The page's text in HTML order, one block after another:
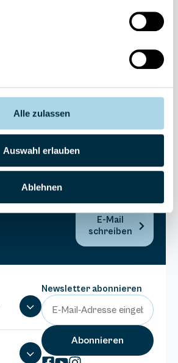
Alle zulassen
Auswahl erlauben
Ablehnen
173980
Binzer
E-Mail
schreiben
Newsletter abonnieren